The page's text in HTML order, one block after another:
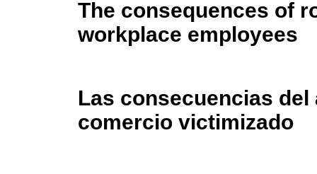
The consequences of
workplace employees
Las consecuencias
comercio victimizado